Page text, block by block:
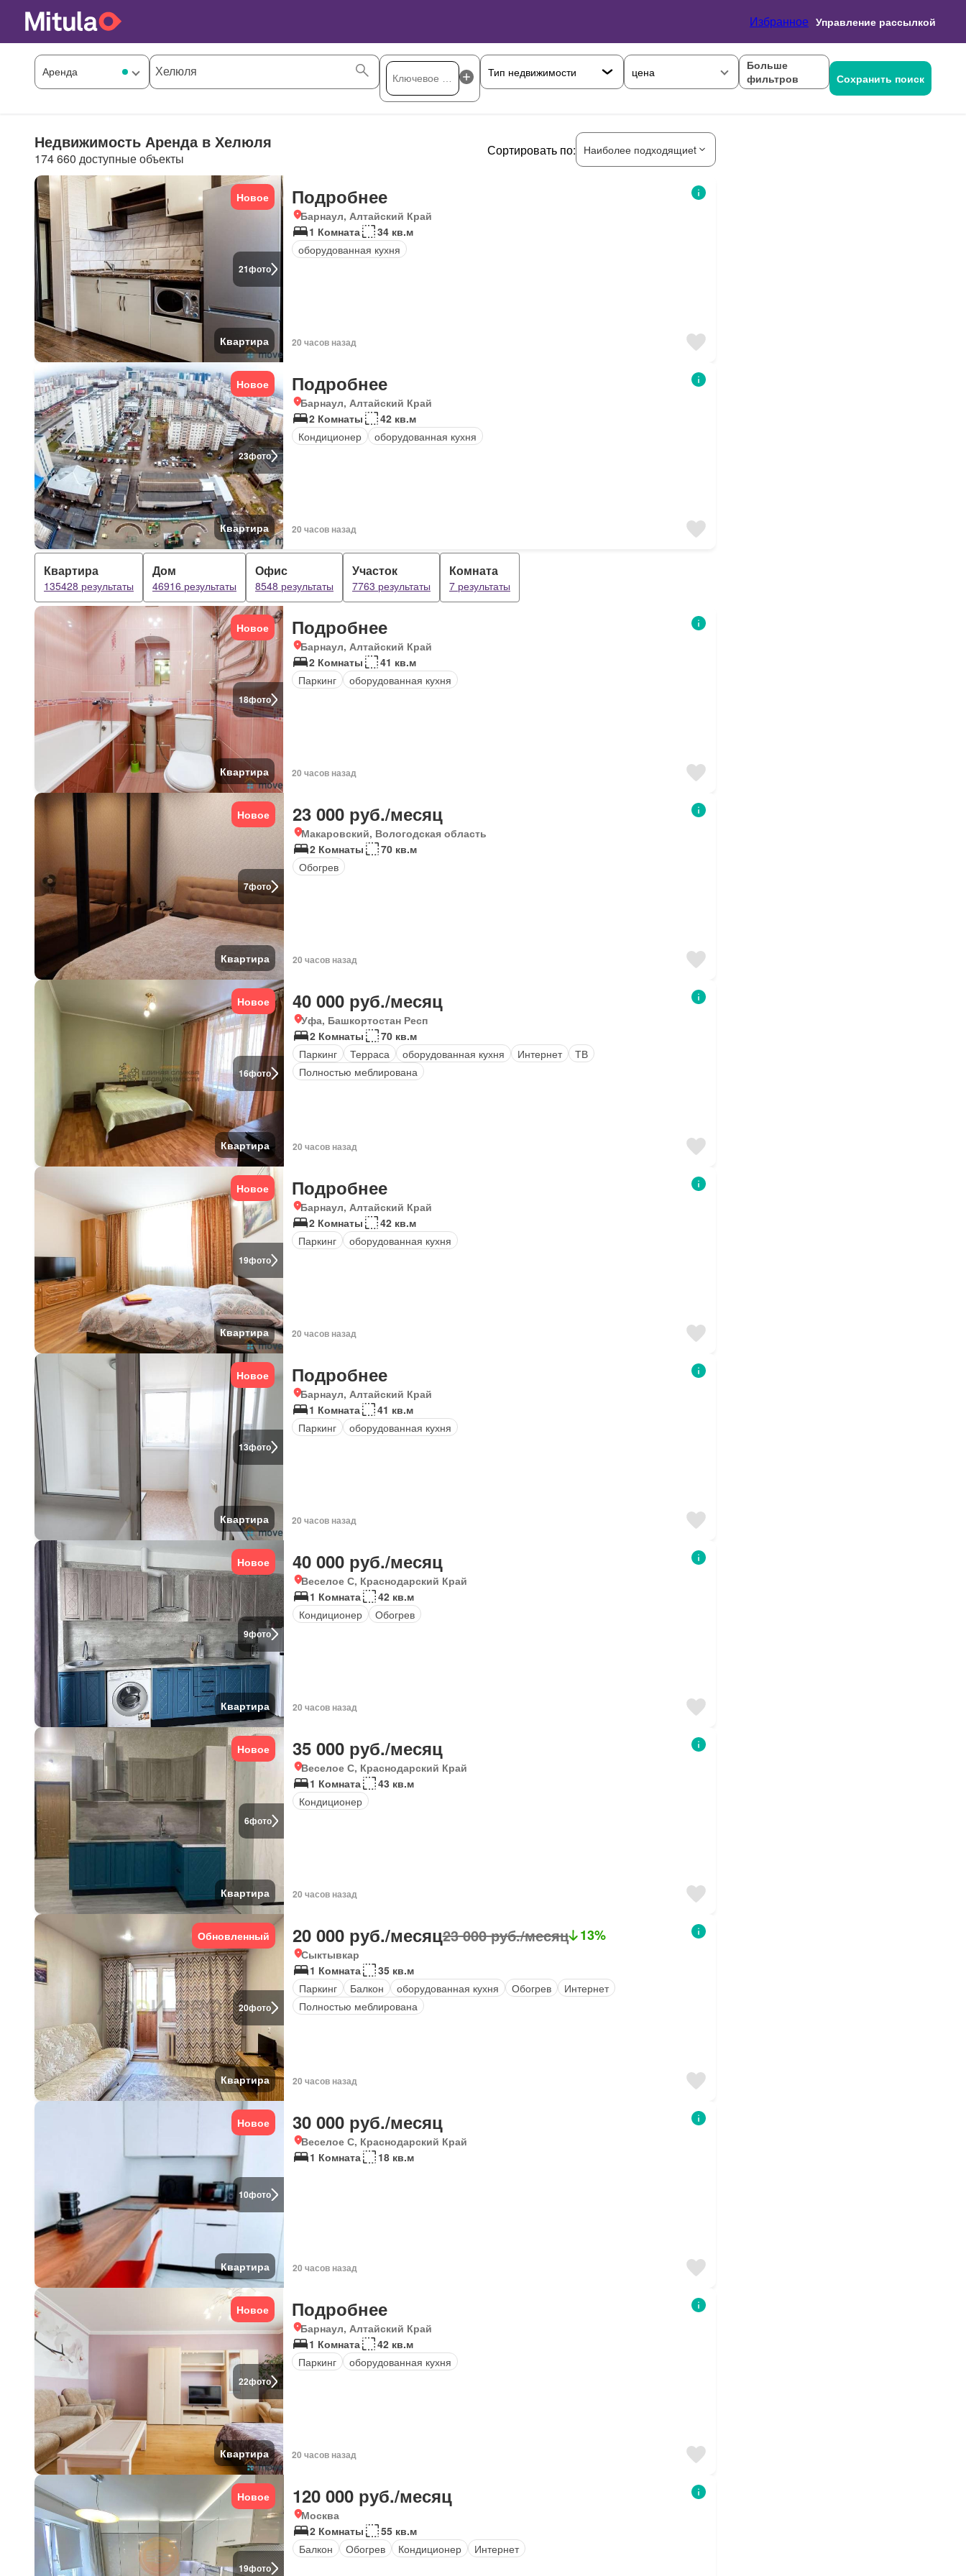
Избранное Управление рассылкой
цена
Больше
фильтров
Сохранить поиск
Недвижимость Аренда в Хелюля
174 660 доступные объекты
Сортировать по: Наиболее подходящиеt
21фото
Новое
Квартира
Подробнее
Барнаул, Алтайский Край
1 Комната
34 кв.м
оборудованная кухня
20 часов назад
23фото
Новое
Квартира
Подробнее
Барнаул, Алтайский Край
2 Комнаты
42 кв.м
Кондиционер
оборудованная кухня
20 часов назад
Квартира
135428 результаты
Дом
46916 результаты
Офис
8548 результаты
Участок
7763 результаты
Комната
7 результаты
18фото
Новое
Квартира
Подробнее
Барнаул, Алтайский Край
2 Комнаты
41 кв.м
Паркинг
оборудованная кухня
20 часов назад
7фото
Новое
Квартира
23 000 руб./месяц
Макаровский, Вологодская область
2 Комнаты
70 кв.м
Обогрев
20 часов назад
16фото
Новое
Квартира
40 000 руб./месяц
Уфа, Башкортостан Респ
2 Комнаты
70 кв.м
Паркинг
Терраса оборудованная кухня Интернет
ТВ
Полностью меблирована
20 часов назад
19фото
Новое
Квартира
Подробнее
Барнаул, Алтайский Край
2 Комнаты
42 кв.м
Паркинг
оборудованная кухня
20 часов назад
13фото
Новое
Квартира
Подробнее
Барнаул, Алтайский Край
1 Комната
41 кв.м
Паркинг
оборудованная кухня
20 часов назад
9фото
Новое
Квартира
40 000 руб./месяц
Веселое С, Краснодарский Край
1 Комната
42 кв.м
Кондиционер
Обогрев
20 часов назад
6фото
Новое
Квартира
35 000 руб./месяц
Веселое С, Краснодарский Край
1 Комната
43 кв.м
Кондиционер
20 часов назад
20фото
Обновленный
Квартира
20 000 руб./месяц23 000 руб./месяц 13%
Сыктывкар
1 Комната
35 кв.м
Паркинг
Балкон оборудованная кухня Обогрев
Интернет
Полностью меблирована
20 часов назад
10фото
Новое
Квартира
30 000 руб./месяц
Веселое С, Краснодарский Край
1 Комната
18 кв.м
20 часов назад
22фото
Новое
Квартира
Подробнее
Барнаул, Алтайский Край
1 Комната
42 кв.м
Паркинг
оборудованная кухня
20 часов назад
19фото
Новое 120 000 руб./месяц
Москва
2 Комнаты
55 кв.м
Балкон
Обогрев Кондиционер Интернет